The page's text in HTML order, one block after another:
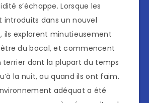
s’échappe. Lorsque les
introduits dans un nouvel
ils explorent minutieusement
du bocal, et commencent
terrier dont la plupart du temps
la nuit, ou quand ils ont faim.
adéquat a été